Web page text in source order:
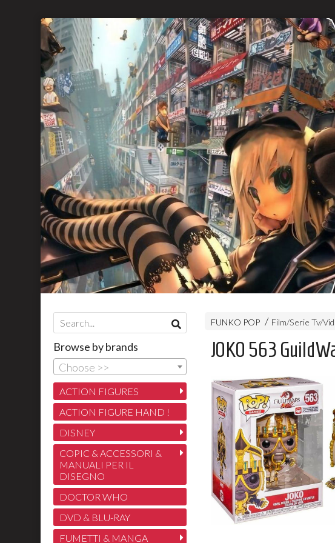
FUNKO POP Film/Serie Tv/
JOKO 563
Browse by brands
Choose >>
ACTION FIGURES
ACTION FIGURE HAND !
DISNEY
COPIC & ACCESSORI &
MANUALI PER IL
DISEGNO
DOCTOR WHO
DVD & BLU-RAY
FUMETTI & MANGA